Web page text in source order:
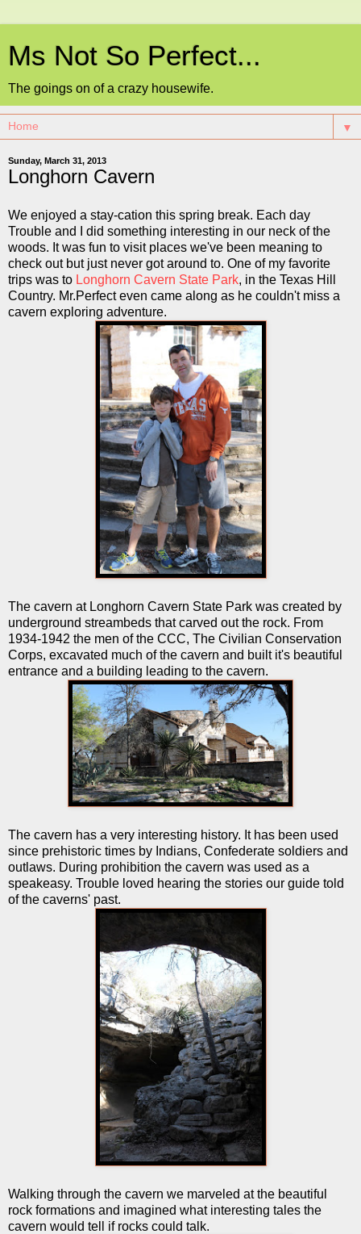
Ms Not So Perfect...
The goings on of a crazy housewife.
▼
Sunday, March 31, 2013
Longhorn Cavern
We enjoyed a stay-cation this spring break. Each day
Trouble and I did something interesting in our neck of the
woods. It was fun to visit places we've been meaning to
check out but just never got around to. One of my favorite
trips was to Longhorn Cavern State Park, in the Texas Hill
Country. Mr.Perfect even came along as he couldn't miss a
cavern exploring adventure.
The cavern at Longhorn Cavern State Park was created by
underground streambeds that carved out the rock. From
1934-1942 the men of the CCC, The Civilian Conservation
Corps, excavated much of the cavern and built it's beautiful
entrance and a building leading to the cavern.
The cavern has a very interesting history. It has been used
since prehistoric times by Indians, Confederate soldiers and
outlaws. During prohibition the cavern was used as a
speakeasy. Trouble loved hearing the stories our guide told
of the caverns' past.
Walking through the cavern we marveled at the beautiful
rock formations and imagined what interesting tales the
cavern would tell if rocks could talk.